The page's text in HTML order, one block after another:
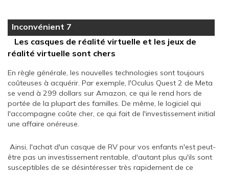
Inconvénient 7
Les casques de réalité virtuelle et les jeux de
réalité virtuelle sont chers
En règle générale, les nouvelles technologies sont toujours
coûteuses à acquérir. Par exemple, l'Oculus Quest 2 de Meta
se vend à 299 dollars sur Amazon, ce qui le rend hors de
portée de la plupart des familles. De même, le logiciel qui
l'accompagne coûte cher, ce qui fait de l'investissement initial
une affaire onéreuse.
Ainsi, l'achat d'un casque de RV pour vos enfants n'est peut-
être pas un investissement rentable, d'autant plus qu'ils sont
susceptibles de se désintéresser très rapidement de ce